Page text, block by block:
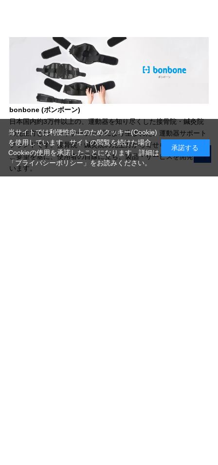
bonbone (ボンボーン)
日本国内約3万件以上の、運動器を知り尽くした接骨院・鍼灸院
の先生方とのパートナーシップにより生まれた、運動器サポート
ブランドです。接骨院・鍼灸院の先生方から寄せられるご意見や
ご要望を基に、使用者の目線に立ち、製品・サービスを開発して
います。
当サイトでは利便性向上のためクッキー(Cookie)
を使用しています。サイトの閲覧を続けた場合
Cookieの使用を承諾したことになります。詳細は
「プライバシーポリシー」 をお読みください。
承諾する